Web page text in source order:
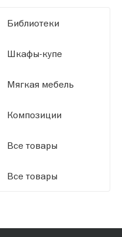
Библиотеки
Шкафы-купе
Мягкая мебель
Композиции
Все товары
Все товары